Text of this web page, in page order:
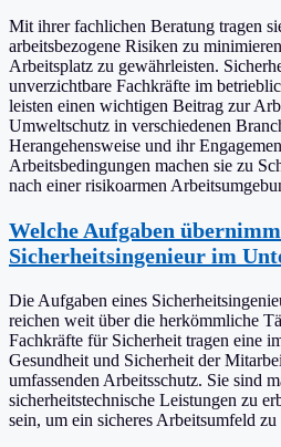
Mit ihrer fachlichen Beratung tragen
arbeitsbezogene Risiken zu
Arbeitsplatz zu gewährleisten.
unverzichtbare Fachkräfte im
leisten einen wichtigen Beitrag zur
Umweltschutz in verschiedenen
Herangehensweise und ihr
Arbeitsbedingungen machen sie zu
nach einer risikoarmen
Welche Aufgaben
Sicherheitsingenieur im
Die Aufgaben eines
reichen weit über die herkömmliche
Fachkräfte für Sicherheit tragen eine
Gesundheit und Sicherheit der
umfassenden Arbeitsschutz. Sie sind
sicherheitstechnische Leistungen zu
sein, um ein sicheres Arbeitsumfeld zu